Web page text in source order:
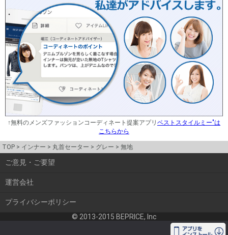
↑無料のメンズファッションコーディネート提案アプリ ベストスタイルミー"は
こちらから
TOP インナー 丸首セーター グレー 無地
ご意見・ご要望
運営会社
プライバシーポリシー
© 2013-2015 BEPRICE, Inc